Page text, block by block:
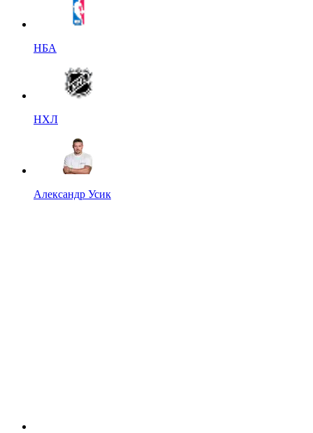
НБА
НХЛ
Александр Усик